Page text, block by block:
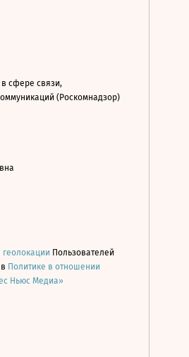
сфере связи,
(Роскомнадзор)
геолокации Пользователей
Политике в отношении
Ньюс Медиа»